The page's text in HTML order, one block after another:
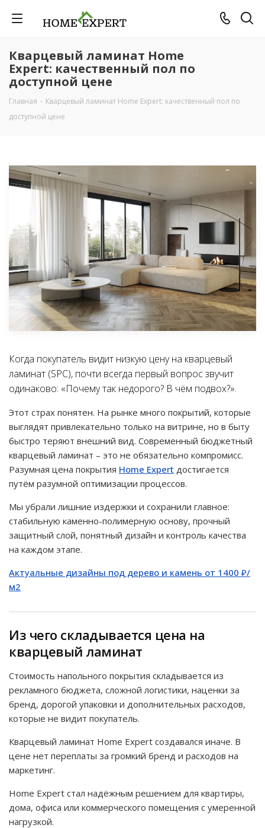
Кварцевый ламинат Home
Expert: качественный пол по
доступной цене
Главная - Кварцевый ламинат Home Expert: качественный пол по
доступной цене
Когда покупатель видит низкую цену на кварцевый
ламинат (SPC), почти всегда первый вопрос звучит
одинаково: «Почему так недорого? В чём подвох?».
Этот страх понятен. На рынке много покрытий, которые
выглядят привлекательно только на витрине, но в быту
быстро теряют внешний вид. Современный бюджетный
кварцевый ламинат – это не обязательно компромисс.
Разумная цена покрытия Home Expert достигается
путём разумной оптимизации процессов.
Мы убрали лишние издержки и сохранили главное:
стабильную каменно-полимерную основу, прочный
защитный слой, понятный дизайн и контроль качества
на каждом этапе.
Актуальные дизайны под дерево и камень от 1400 ₽/
м2
Из чего складывается цена на
кварцевый ламинат
Стоимость напольного покрытия складывается из
рекламного бюджета, сложной логистики, наценки за
бренд, дорогой упаковки и дополнительных расходов,
которые не видит покупатель.
Кварцевый ламинат Home Expert создавался иначе. В
цене нет переплаты за громкий бренд и расходов на
маркетинг.
Home Expert стал надёжным решением для квартиры,
дома, офиса или коммерческого помещения с умеренной
нагрузкой.